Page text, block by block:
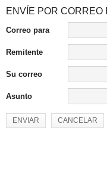
ENVÍE POR CORREO
Correo para
Remitente
Su correo
Asunto
ENVIAR CANCELAR